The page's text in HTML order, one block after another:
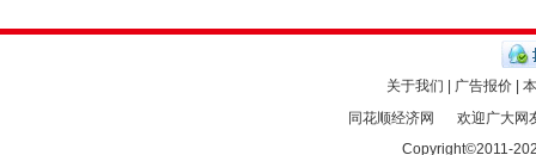
关于我们 | 广告报价 |
同花顺经济网
欢迎广大网
Copyright©2011-